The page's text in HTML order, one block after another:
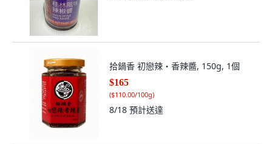
拾鍋香 初戀辣・香辣醬, 150g, 1個
$165
($110.00/100g)
8/18 預計送達